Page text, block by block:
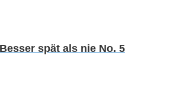
spät als nie No. 5